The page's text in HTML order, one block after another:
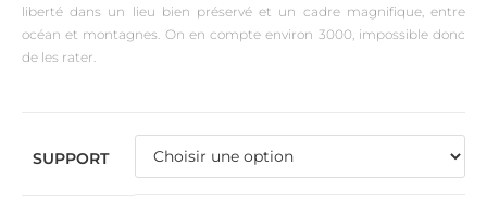
liberté dans un lieu bien préservé et un cadre magnifique, entre
océan et montagnes. On en compte environ 3000, impossible donc
de les rater.
SUPPORT